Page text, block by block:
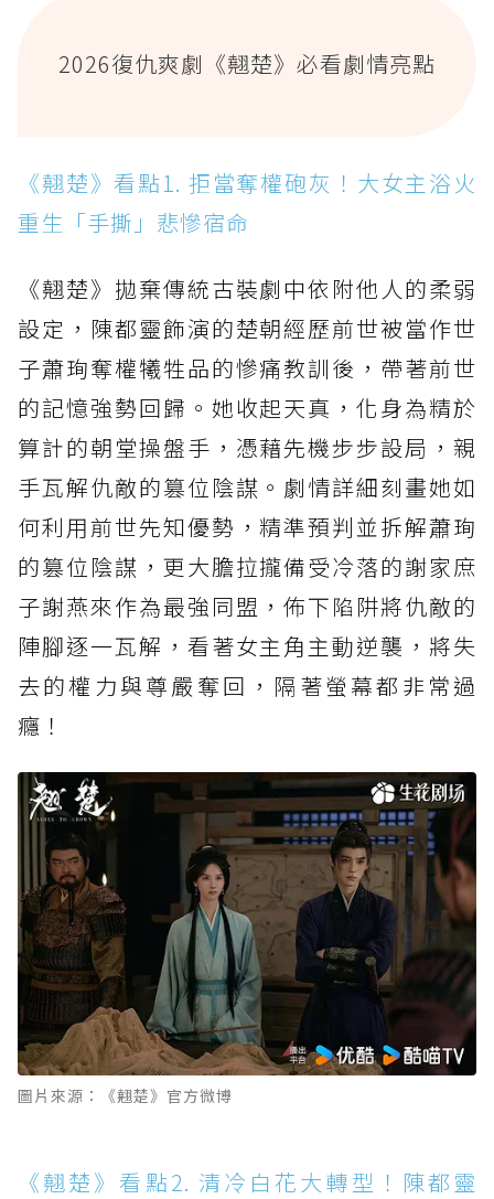
2026復仇爽劇《翹楚》必看劇情亮點
《翹楚》看點1. 拒當奪權砲灰！大女主浴火
重生「手撕」悲慘宿命
《翹楚》拋棄傳統古裝劇中依附他人的柔弱
設定，陳都靈飾演的楚朝經歷前世被當作世
子蕭珣奪權犧牲品的慘痛教訓後，帶著前世
的記憶強勢回歸。她收起天真，化身為精於
算計的朝堂操盤手，憑藉先機步步設局，親
手瓦解仇敵的篡位陰謀。劇情詳細刻畫她如
何利用前世先知優勢，精準預判並拆解蕭珣
的篡位陰謀，更大膽拉攏備受冷落的謝家庶
子謝燕來作為最強同盟，佈下陷阱將仇敵的
陣腳逐一瓦解，看著女主角主動逆襲，將失
去的權力與尊嚴奪回，隔著螢幕都非常過
癮！
圖片來源：《翹楚》官方微博
《翹楚》看點2. 清冷白花大轉型！陳都靈